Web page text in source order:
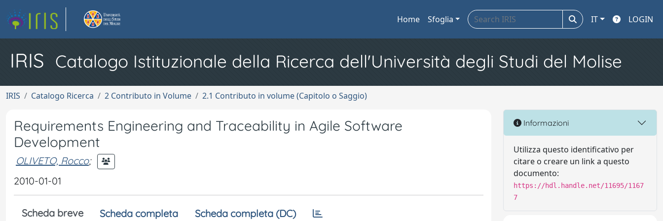
Home Sfoglia IT LOGIN
IRIS Catalogo Istituzionale della Ricerca dell'Università degli Studi del Molise
IRIS Catalogo Ricerca 2 Contributo in Volume 2.1 Contributo in volume (Capitolo o Saggio)
Requirements Engineering and Traceability in Agile Software
Development
OLIVETO, Rocco;
2010-01-01
Scheda breve Scheda completa Scheda completa (DC)
Informazioni
Utilizza questo identificativo per
citare o creare un link a questo
documento:
https://hdl.handle.net/11695/1167
7